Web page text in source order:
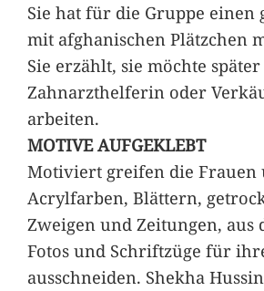
Sie hat für die Gruppe einen
mit afghanischen Plätzchen
Sie erzählt, sie möchte
Zahnarzthelferin oder
arbeiten.
MOTIVE AUFGEKLEBT
Motiviert greifen die Frauen
Acrylfarben, Blättern,
Zweigen und Zeitungen, aus
Fotos und Schriftzüge für
ausschneiden. Shekha